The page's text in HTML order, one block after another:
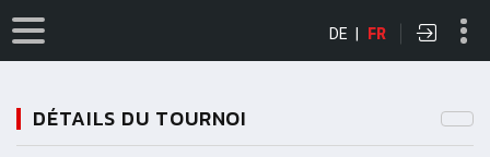
DE | FR
DÉTAILS DU TOURNOI